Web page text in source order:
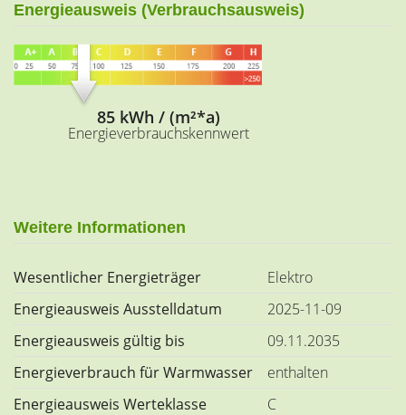
Energieausweis (Verbrauchsausweis)
85 kWh / (m²*a)
Energieverbrauchskennwert
Weitere Informationen
Wesentlicher Energieträger
Elektro
Energieausweis Ausstelldatum
2025-11-09
Energieausweis gültig bis
09.11.2035
Energieverbrauch für Warmwasser
enthalten
Energieausweis Werteklasse
C